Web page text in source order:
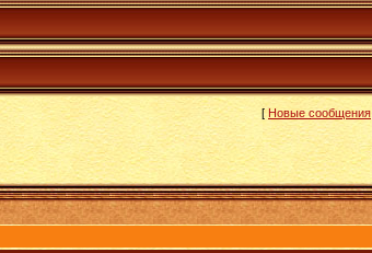
[Новые сообщения